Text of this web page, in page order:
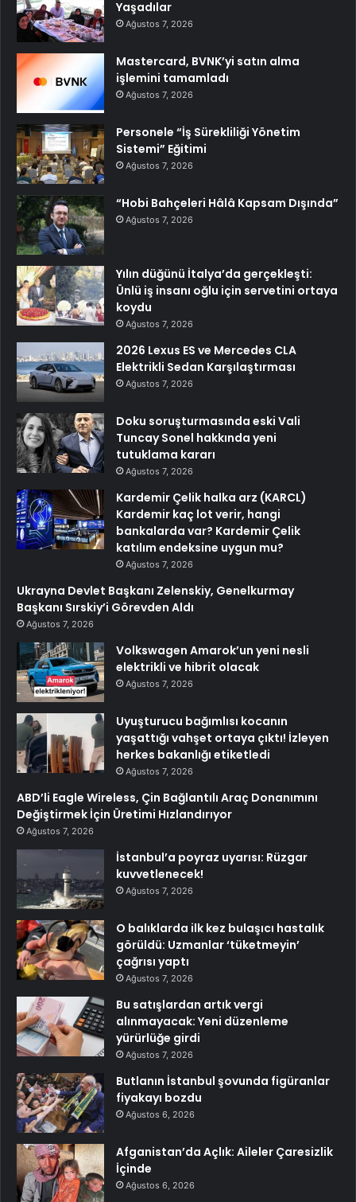
Yaşadılar
Ağustos 7, 2026
Mastercard, BVNK’yi satın alma
işlemini tamamladı
Ağustos 7, 2026
Personele “İş Sürekliliği Yönetim
Sistemi” Eğitimi
Ağustos 7, 2026
“Hobi Bahçeleri Hâlâ Kapsam Dışında”
Ağustos 7, 2026
Yılın düğünü İtalya’da gerçekleşti:
Ünlü iş insanı oğlu için servetini ortaya
koydu
Ağustos 7, 2026
2026 Lexus ES ve Mercedes CLA
Elektrikli Sedan Karşılaştırması
Ağustos 7, 2026
Doku soruşturmasında eski Vali
Tuncay Sonel hakkında yeni
tutuklama kararı
Ağustos 7, 2026
Kardemir Çelik halka arz (KARCL)
Kardemir kaç lot verir, hangi
bankalarda var? Kardemir Çelik
katılım endeksine uygun mu?
Ağustos 7, 2026
Ukrayna Devlet Başkanı Zelenskiy, Genelkurmay
Başkanı Sırskiy’i Görevden Aldı
Ağustos 7, 2026
Volkswagen Amarok’un yeni nesli
elektrikli ve hibrit olacak
Ağustos 7, 2026
Uyuşturucu bağımlısı kocanın
yaşattığı vahşet ortaya çıktı! İzleyen
herkes bakanlığı etiketledi
Ağustos 7, 2026
ABD’li Eagle Wireless, Çin Bağlantılı Araç Donanımını
Değiştirmek İçin Üretimi Hızlandırıyor
Ağustos 7, 2026
İstanbul’a poyraz uyarısı: Rüzgar
kuvvetlenecek!
Ağustos 7, 2026
O balıklarda ilk kez bulaşıcı hastalık
görüldü: Uzmanlar ‘tüketmeyin’
çağrısı yaptı
Ağustos 7, 2026
Bu satışlardan artık vergi
alınmayacak: Yeni düzenleme
yürürlüğe girdi
Ağustos 7, 2026
Butlanın İstanbul şovunda figüranlar
fiyakayı bozdu
Ağustos 6, 2026
Afganistan’da Açlık: Aileler Çaresizlik
İçinde
Ağustos 6, 2026